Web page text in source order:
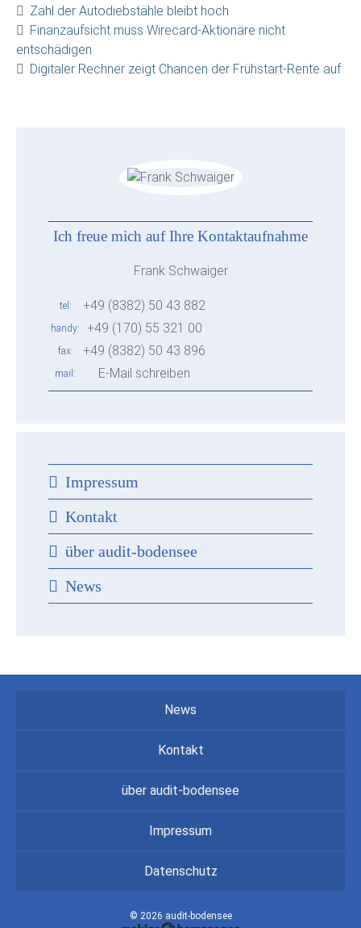
Zahl der Autodiebstähle bleibt hoch
Finanzaufsicht muss Wirecard-Aktionäre nicht
entschädigen
Digitaler Rechner zeigt Chancen der Frühstart-Rente auf
Ich freue mich auf Ihre Kontaktaufnahme
Frank Schwaiger
tel +49 (8382) 50 43 882
handy +49 (170) 55 321 00
fax +49 (8382) 50 43 896
mail E-Mail schreiben
Impressum
Kontakt
über audit-bodensee
News
News
Kontakt
über audit-bodensee
Impressum
Datenschutz
© 2026 audit-bodensee